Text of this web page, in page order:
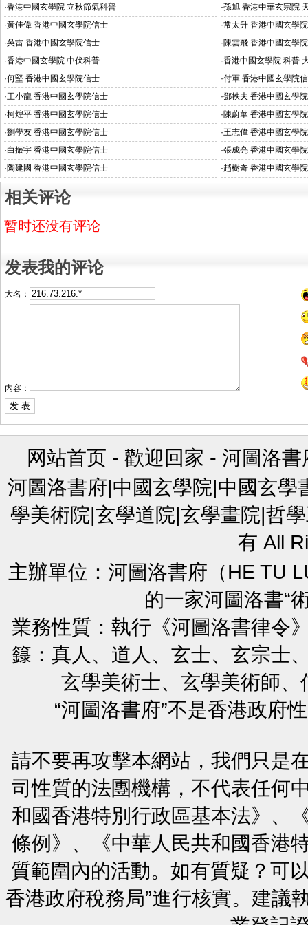
·香港中國玄學院 立秋節氣科普 ·孫旭 香港中華玄宗院
·黃佳偉 香港中國玄學院信士 ·常太升 香港中國玄學
·吳雷 香港中國玄學院信士 ·陳雲飛 香港中國玄學
·香港中國玄學院 中伏科普 ·香港中國玄學院 科普
·何堅 香港中國玄學院信士 ·付軍 香港中國玄學院
·王小龍 香港中國玄學院信士 ·鄧軼夫 香港中國玄學
·柯煌平 香港中國玄學院信士 ·陳蔚華 香港中國玄學
·劉學友 香港中國玄學院信士 ·王志偉 香港中國玄學
·白振宇 香港中國玄學院信士 ·張成亮 香港中國玄學
·陶建國 香港中國玄學院信士 ·趙樹奇 香港中國玄學
相关评论
暂时还没有评论
发表我的评论
大名：
内容：
网站首页 - 歡迎回家 - 河圖洛書
河圖洛書府|中國玄學院|中國玄
學美術院|玄學道院|玄學畫院|哲
有 All
主辦單位：河圖洛書府（HE TU
的一家河圖洛書“
業務性質：執行《河圖洛書律令
籙：真人、道人、玄士、玄宗士
玄學美術士、玄學美術師
“河圖洛書府”不是香港政府
請不要再攻擊本網站，我們只是
司性質的法團機構，不代表任何
和國香港特別行政區基本法》、
條例》、《中華人民共和國香港
質範圍內的活動。如有質疑？可
香港政府稅務局”進行核實。建議